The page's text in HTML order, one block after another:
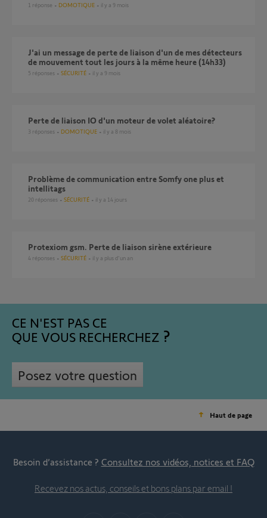
1 réponse DOMOTIQUE il y a 9 mois
J'ai un message de perte de liaison d'un de mes détecteurs
de mouvement tout les jours à la même heure (14h33)
5 réponses SÉCURITÉ il y a 9 mois
perte de liaison IO d'un moteur de volet aléatoire?
3 réponses DOMOTIQUE il y a 8 mois
Problème de communication entre Somfy one plus et
intellitags
20 réponses SÉCURITÉ il y a 14 jours
Protexiom gsm. Perte de liaison sirène extérieure
4 réponses SÉCURITÉ il y a plus d'un an
CE N'EST PAS CE
QUE VOUS RECHERCHEZ
Posez votre question
Haut de page
Besoin d’assistance ? Consultez nos vidéos, notices et FAQ
Recevez nos actus, conseils et bons plans par email !